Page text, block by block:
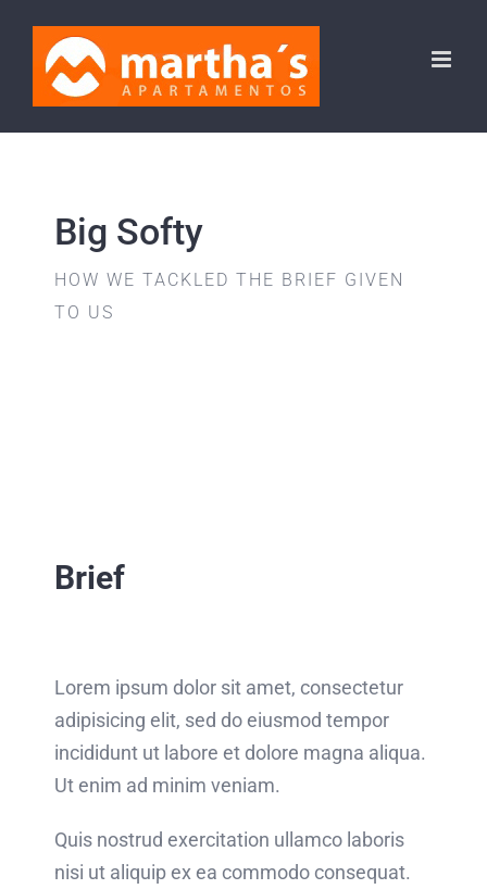
contenido
Big Softy
HOW WE TACKLED THE BRIEF GIVEN
TO US
Brief
Lorem ipsum dolor sit amet, consectetur
adipisicing elit, sed do eiusmod tempor
incididunt ut labore et dolore magna aliqua.
Ut enim ad minim veniam.
Quis nostrud exercitation ullamco laboris
nisi ut aliquip ex ea commodo consequat.